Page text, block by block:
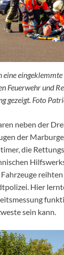
eingeklemmte
Feuerwehr und
gezeigt. Foto
neben der
der
die
Hier
sein kann.